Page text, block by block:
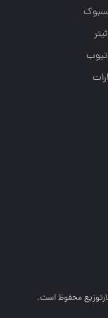
محفوظ است.